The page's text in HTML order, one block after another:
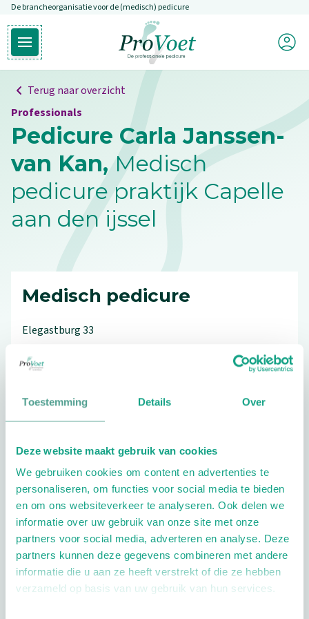
Toestemming Details Over
Deze website maakt gebruik van cookies
We gebruiken cookies om content en advertenties te
personaliseren, om functies voor social media te bieden
en om ons websiteverkeer te analyseren. Ook delen we
informatie over uw gebruik van onze site met onze
partners voor social media, adverteren en analyse. Deze
partners kunnen deze gegevens combineren met andere
informatie die u aan ze heeft verstrekt of die ze hebben
verzameld op basis van uw gebruik van hun services.
Overslaan en naar de inhoud gaan
De brancheorganisatie voor de (medisch) pedicure
Open hoofdmenu
Ga naar de homepagina
Mijn
Terug naar overzicht
Professionals
Pedicure Carla Janssen-
van Kan, Medisch
pedicure praktijk Capelle
aan den ijssel
Medisch pedicure
Elegastburg33
Schrijf ook een review
Openingstijden